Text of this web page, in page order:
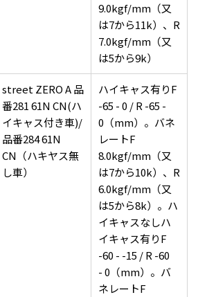
9.0kgf/mm（又
は7から11k）、R
7.0kgf/mm（又
は5から9k）
street ZERO A 品
番281 61N CN(ハ
イキャス付き車)/
品番284 61N
CN（ハキヤス無
し車）
ハイキャス有りF
-65 - 0 / R -65 -
0（mm）。バネ
レートF
8.0kgf/mm（又
は7から10k）、R
6.0kgf/mm（又
は5から8k）。ハ
イキャスなしハ
イキャス有りF
-60 - -15 / R -60
- 0（mm）。バ
ネレートF